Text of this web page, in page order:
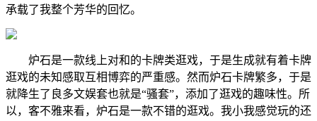
承载了我整个芳华的回忆。
炉石是一款线上对和的卡牌类逛戏，于是生成就有着卡牌
逛戏的未知感取互相博弈的严重感。然而炉石卡牌繁多，于是
就降生了良多文娱套也就是“骚套”，添加了逛戏的趣味性。所
以，客不雅来看，炉石是一款不错的逛戏。我小我感觉玩的还